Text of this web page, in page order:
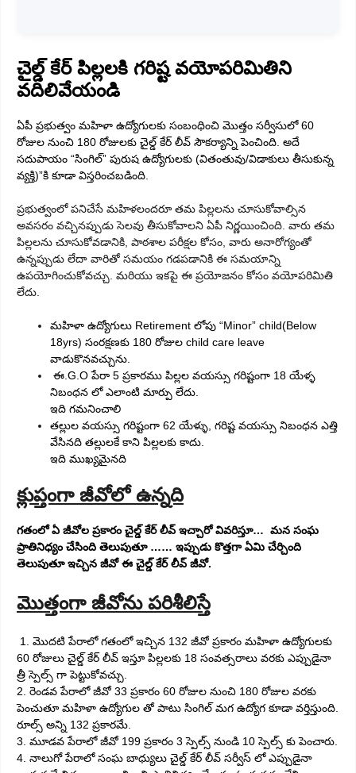
చైల్డ్ కేర్ పిల్లలకి గరిష్ట వయోపరిమితిని
వదిలివేయండి
ఏపీ ప్రభుత్వం మహిళా ఉద్యోగులకు సంబంధించి మొత్తం సర్వీసులో 60
రోజుల నుంచి 180 రోజులకు చైల్డ్ కేర్ లీవ్ సౌకర్యాన్ని పెంచింది. అదే
సదుపాయం “సింగిల్” పురుష ఉద్యోగులకు (వితంతువు/విడాకులు తీసుకున్న
వ్యక్తి)”కి కూడా విస్తరించబడింది.
ప్రభుత్వంలో పనిచేసే మహిళలందరూ తమ పిల్లలను చూసుకోవాల్సిన
అవసరం వచ్చినప్పుడు సెలవు తీసుకోవాలని ఏపీ నిర్ణయించింది. వారు తమ
పిల్లలను చూసుకోవడానికి, పాఠశాల పరీక్షల కోసం, వారు అనారోగ్యంతో
ఉన్నప్పుడు లేదా వారితో సమయం గడపడానికి ఈ సమయాన్ని
ఉపయోగించుకోవచ్చు. మరియు ఇకపై ఈ ప్రయోజనం కోసం వయోపరిమితి
లేదు.
మహిళా ఉద్యోగులు Retirement లోపు “Minor” child(Below
18yrs) సంరక్షణకు 180 రోజుల child care leave
వాడుకొనవచ్చును.
ఈ.G.O పేరా 5 ప్రకారము పిల్లల వయస్సు గరిష్టంగా 18 యేళ్ళ
నిబంధన లో ఎలాంటి మార్పు లేదు.
ఇది గమనించాలి
తల్లుల వయస్సు గరిష్టంగా 62 యేళ్ళు, గరిష్ట వయస్సు నిబంధన ఎత్తి
వేసినది తల్లులకే కాని పిల్లలకు కాదు.
ఇది ముఖ్యమైనది
క్లుప్తంగా జీవోలో ఉన్నది
గతంలో ఏ జీవోల ప్రకారం చైల్డ్ కేర్ లీవ్ ఇచ్చారో వివరిస్తూ… మన సంఘ
ప్రాతినిధ్యం చేసింది తెలుపుతూ …… ఇప్పుడు కొత్తగా ఏమి చేర్చింది
తెలుపుతూ ఇచ్చిన జీవో ఈ చైల్డ్ కేర్ లీవ్ జీవో.
మొత్తంగా జీవోను పరిశీలిస్తే
1. మొదటి పేరాలో గతంలో ఇచ్చిన 132 జీవో ప్రకారం మహిళా ఉద్యోగులకు
60 రోజులు చైల్డ్ కేర్ లీవ్ ఇస్తూ పిల్లలకు 18 సంవత్సరాలు వరకు ఎప్పుడైనా
త్రీ స్పెల్స్ గా పెట్టుకోవచ్చు.
2. రెండవ పేరాలో జీవో 33 ప్రకారం 60 రోజుల నుంచి 180 రోజుల వరకు
పెంచుతూ మహిళా ఉద్యోగుల తో పాటు సింగిల్ మగ ఉద్యోగ కూడా వర్తిస్తుంది.
రూల్స్ అన్ని 132 ప్రకారమే.
3. మూడవ పేరాలో జీవో 199 ప్రకారం 3 స్పెల్స్ నుండి 10 స్పెల్స్ కు పెంచారు.
4. నాలుగో పేరాలో సంఘ బాధ్యులు చైల్డ్ కేర్ లీవ్ సర్వీస్ లో ఎప్పుడైనా